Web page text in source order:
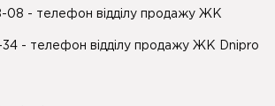
08 - телефон відділу продажу ЖК
34 - телефон відділу продажу ЖК Dnipro